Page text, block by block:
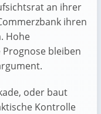
an ihrer
ihren
Hohe
bleiben
oder baut
Kontrolle